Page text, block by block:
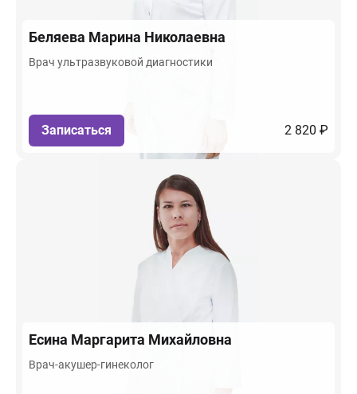
Беляева Марина Николаевна
Врач ультразвуковой диагностики
Записаться 2 820 ₽
Есина Маргарита Михайловна
Врач-акушер-гинеколог